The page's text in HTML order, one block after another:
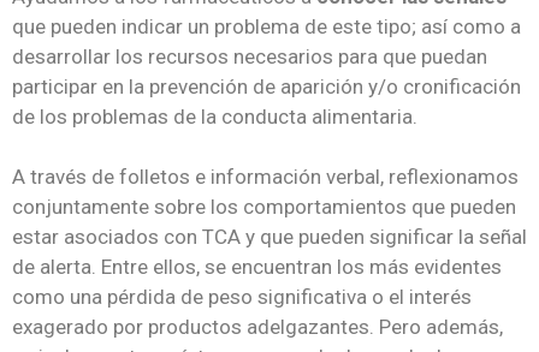
que pueden indicar un problema de este tipo; así como a
desarrollar los recursos necesarios para que puedan
participar en la prevención de aparición y/o cronificación
de los problemas de la conducta alimentaria.
A través de folletos e información verbal, reflexionamos
conjuntamente sobre los comportamientos que pueden
estar asociados con TCA y que pueden significar la señal
de alerta. Entre ellos, se encuentran los más evidentes
como una pérdida de peso significativa o el interés
exagerado por productos adelgazantes. Pero además,